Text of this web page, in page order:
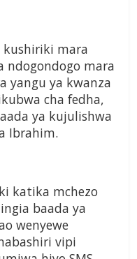
kushiriki mara
ndogondogo mara
yangu ya kwanza
cha fedha,
ya kujulishwa
Ibrahim.
katika mchezo
baada ya
wenyewe
vipi